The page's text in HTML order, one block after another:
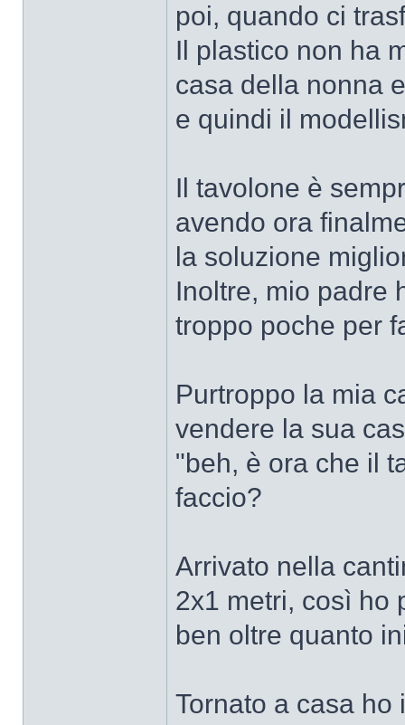
poi, quando ci
Il plastico non ha
casa della nonna
e quindi il
Il tavolone è
avendo ora
la soluzione
Inoltre, mio padre
troppo poche per
Purtroppo la mia
vendere la sua
"beh, è ora che il
faccio?
Arrivato nella
2x1 metri, così ho
ben oltre quanto
Tornato a casa